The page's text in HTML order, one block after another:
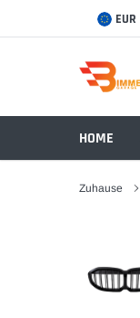
EUR
HOME
Zuhause